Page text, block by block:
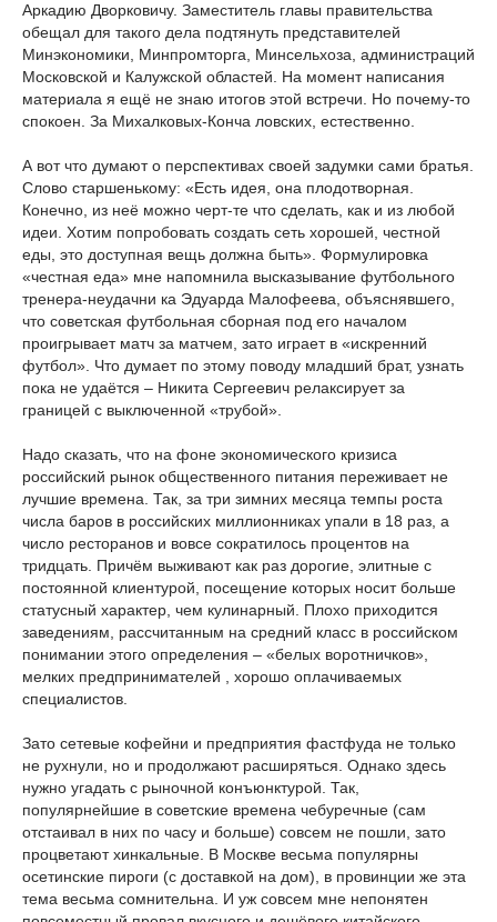
Аркадию Дворковичу. Заместитель главы правительства
обещал для такого дела подтянуть представителей
Минэкономики, Минпромторга, Минсельхоза, администраций
Московской и Калужской областей. На момент написания
материала я ещё не знаю итогов этой встречи. Но почему-то
спокоен. За Михалковых-Конча ловских, естественно.
А вот что думают о перспективах своей задумки сами братья.
Слово старшенькому: «Есть идея, она плодотворная.
Конечно, из неё можно черт-те что сделать, как и из любой
идеи. Хотим попробовать создать сеть хорошей, честной
еды, это доступная вещь должна быть». Формулировка
«честная еда» мне напомнила высказывание футбольного
тренера-неудачни ка Эдуарда Малофеева, объяснявшего,
что советская футбольная сборная под его началом
проигрывает матч за матчем, зато играет в «искренний
футбол». Что думает по этому поводу младший брат, узнать
пока не удаётся – Никита Сергеевич релаксирует за
границей с выключенной «трубой».
Надо сказать, что на фоне экономического кризиса
российский рынок общественного питания переживает не
лучшие времена. Так, за три зимних месяца темпы роста
числа баров в российских миллионниках упали в 18 раз, а
число ресторанов и вовсе сократилось процентов на
тридцать. Причём выживают как раз дорогие, элитные с
постоянной клиентурой, посещение которых носит больше
статусный характер, чем кулинарный. Плохо приходится
заведениям, рассчитанным на средний класс в российском
понимании этого определения – «белых воротничков»,
мелких предпринимателей
, хорошо оплачиваемых
специалистов.
Зато сетевые кофейни и предприятия фастфуда не только
не рухнули, но и продолжают расширяться. Однако здесь
нужно угадать с рыночной конъюнктурой. Так,
популярнейшие в советские времена чебуречные (сам
отстаивал в них по часу и больше) совсем не пошли, зато
процветают хинкальные. В Москве весьма популярны
осетинские пироги (с доставкой на дом), в провинции же эта
тема весьма сомнительна. И уж совсем мне непонятен